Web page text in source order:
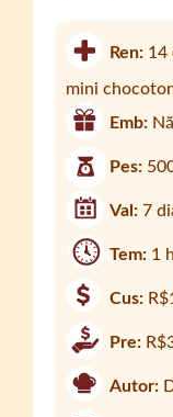
Ren: 14
mini
Emb:
Pes:
Val:7
Tem: 1
Cus:
Pre:
Autor: